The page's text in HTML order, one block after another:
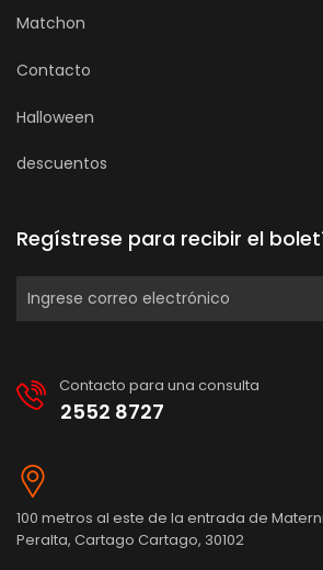
Matchon
Contacto
Halloween
descuentos
Regístrese para recibir el
Contacto para una consulta
2552 8727
100 metros al este de la entrada de
Peralta, Cartago Cartago, 30102